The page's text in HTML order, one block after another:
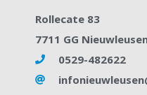
Rollecate 83
7711 GG
0529-482622